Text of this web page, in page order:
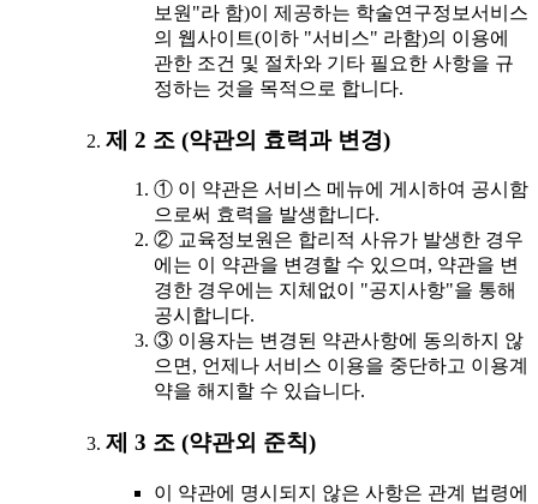
보원"라 함)이 제공하는 학술연구정보서비스
의 웹사이트(이하 "서비스" 라함)의 이용에
관한 조건 및 절차와 기타 필요한 사항을 규
정하는 것을 목적으로 합니다.
제 2 조 (약관의 효력과 변경)
① 이 약관은 서비스 메뉴에 게시하여 공시함
으로써 효력을 발생합니다.
② 교육정보원은 합리적 사유가 발생한 경우
에는 이 약관을 변경할 수 있으며, 약관을 변
경한 경우에는 지체없이 "공지사항"을 통해
공시합니다.
③ 이용자는 변경된 약관사항에 동의하지 않
으면, 언제나 서비스 이용을 중단하고 이용계
약을 해지할 수 있습니다.
제 3 조 (약관외 준칙)
이 약관에 명시되지 않은 사항은 관계 법령에